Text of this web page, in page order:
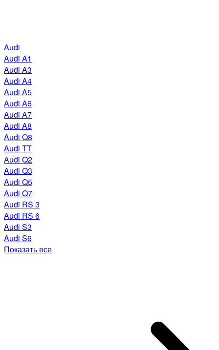
Audi
Audi A1
Audi A3
Audi A4
Audi A5
Audi A6
Audi A7
Audi A8
Audi Q8
Audi TT
Audi Q2
Audi Q3
Audi Q5
Audi Q7
Audi RS 3
Audi RS 6
Audi S3
Audi S6
Показать все